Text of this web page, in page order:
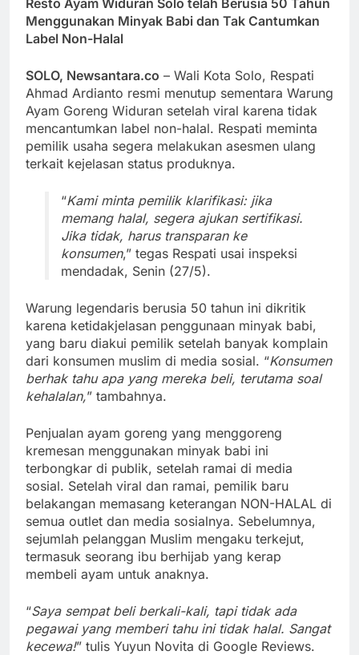
Menggunakan Minyak Babi dan Tak Cantumkan
Label Non-Halal
SOLO, Newsantara.co – Wali Kota Solo, Respati
Ahmad Ardianto resmi menutup sementara Warung
Ayam Goreng Widuran setelah viral karena tidak
mencantumkan label non-halal. Respati meminta
pemilik usaha segera melakukan asesmen ulang
terkait kejelasan status produknya.
“Kami minta pemilik klarifikasi: jika
memang halal, segera ajukan sertifikasi.
Jika tidak, harus transparan ke
konsumen,” tegas Respati usai inspeksi
mendadak, Senin (27/5).
Warung legendaris berusia 50 tahun ini dikritik
karena ketidakjelasan penggunaan minyak babi,
yang baru diakui pemilik setelah banyak komplain
dari konsumen muslim di media sosial. “Konsumen
berhak tahu apa yang mereka beli, terutama soal
kehalalan,” tambahnya.
Penjualan ayam goreng yang menggoreng
kremesan menggunakan minyak babi ini
terbongkar di publik, setelah ramai di media
sosial. Setelah viral dan ramai, pemilik baru
belakangan memasang keterangan NON-HALAL di
semua outlet dan media sosialnya. Sebelumnya,
sejumlah pelanggan Muslim mengaku terkejut,
termasuk seorang ibu berhijab yang kerap
membeli ayam untuk anaknya.
“Saya sempat beli berkali-kali, tapi tidak ada
pegawai yang memberi tahu ini tidak halal. Sangat
kecewa!” tulis Yuyun Novita di Google Reviews.